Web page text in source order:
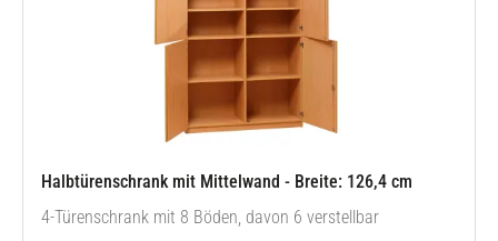
Halbtürenschrank mit Mittelwand - Breite: 126,4 cm
4-Türenschrank mit 8 Böden, davon 6 verstellbar